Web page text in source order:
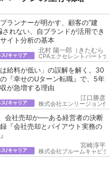
ランナーが明かす、顧客の“建
されない、自ブランドが活用でき
イト分析の基本
ス/キャリア
北村 陽一郎（きたむら
CPAエクセレントパート
は給料が低い」の誤解を解く。30
『幸せのUターン転職』で、5年
が急増する理由
ス/キャリア
江口勝彦
株式会社エンリージョン代
会社売却か──ある経営者の決断
『会社売却とバイアウト実務の
ス/キャリア
宮崎淳平
株式会社ブルームキャピ